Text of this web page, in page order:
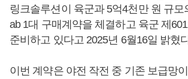
링크솔루션이 육군과 5억4천만 원 규모
ab 1대 구매계약을 체결하고 육군 제
준비하고 있다고 2025년 6월16일 밝혔
이번 계약은 야전 작전 중 기존 보급망